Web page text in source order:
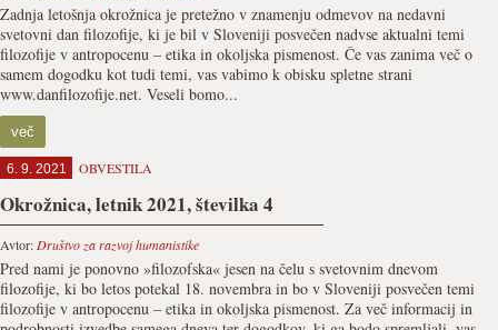
Zadnja letošnja okrožnica je pretežno v znamenju odmevov na nedavni
svetovni dan filozofije, ki je bil v Sloveniji posvečen nadvse aktualni temi
filozofije v antropocenu – etika in okoljska pismenost. Če vas zanima več o
samem dogodku kot tudi temi, vas vabimo k obisku spletne strani
www.danfilozofije.net. Veseli bomo...
več
6. 9. 2021 OBVESTILA
Okrožnica, letnik 2021, številka 4
Avtor: Društvo za razvoj humanistike
Pred nami je ponovno »filozofska« jesen na čelu s svetovnim dnevom
filozofije, ki bo letos potekal 18. novembra in bo v Sloveniji posvečen temi
filozofije v antropocenu – etika in okoljska pismenost. Za več informacij in